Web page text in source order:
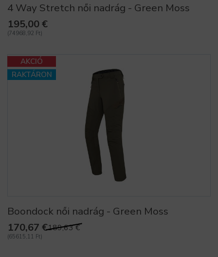
4 Way Stretch női nadrág - Green Moss
195,00 €
(74968,92 Ft)
AKCIÓ
RAKTÁRON
Boondock női nadrág - Green Moss
170,67 €189,63 €
(65615,11 Ft)